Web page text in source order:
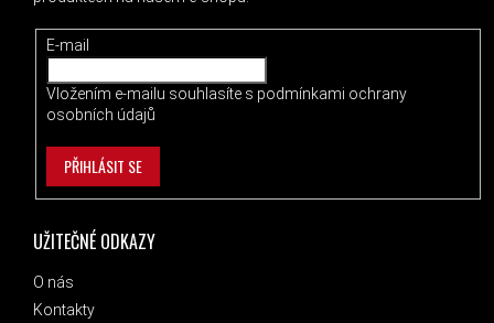
UŽITEČNÉ ODKAZY
O nás
Kontakty
E-mail
Vložením e-mailu souhlasíte s podmínkami ochrany
osobních údajů
PŘIHLÁSIT SE